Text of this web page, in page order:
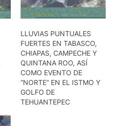
LLUVIAS PUNTUALES
FUERTES EN TABASCO,
CHIAPAS, CAMPECHE Y
QUINTANA ROO, ASÍ
COMO EVENTO DE
“NORTE” EN EL ISTMO Y
GOLFO DE
TEHUANTEPEC